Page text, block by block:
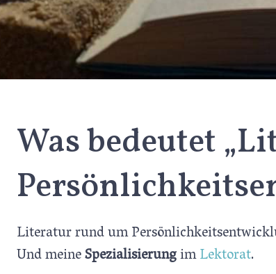
Was bedeutet
Literatur rund um
Und meineSpezialisierungimLektorat.